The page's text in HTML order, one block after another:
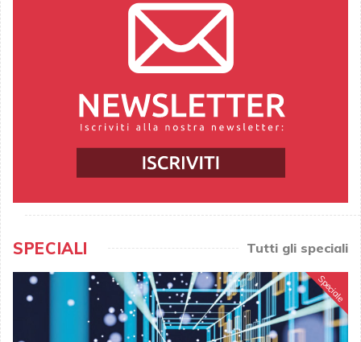
SPECIALI Tutti gli speciali
Speciale